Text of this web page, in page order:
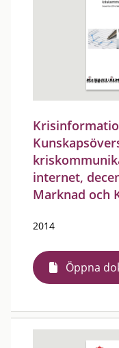
internet,
Marknad och
2014
Öppna